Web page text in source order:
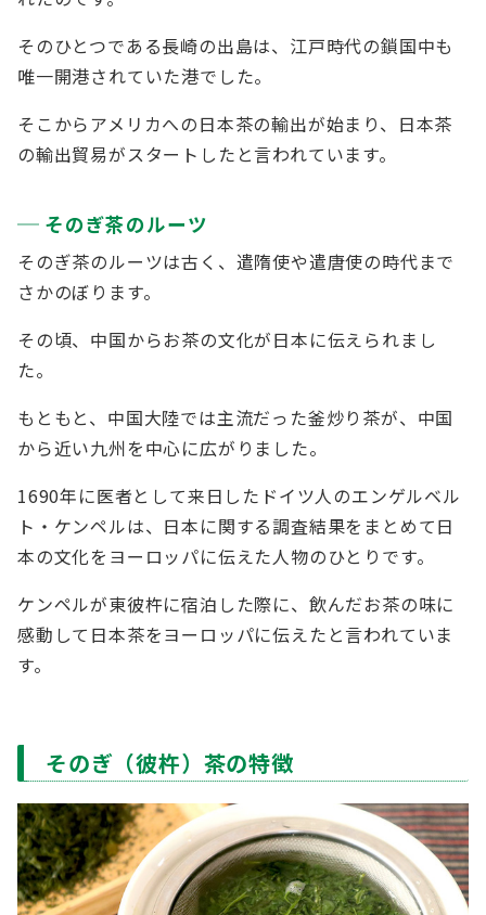
そのひとつである長崎の出島は、江戸時代の鎖国中も
唯一開港されていた港でした。
そこからアメリカへの日本茶の輸出が始まり、日本茶
の輸出貿易がスタートしたと言われています。
そのぎ茶のルーツ
そのぎ茶のルーツは古く、遣隋使や遣唐使の時代まで
さかのぼります。
その頃、中国からお茶の文化が日本に伝えられまし
た。
もともと、中国大陸では主流だった釜炒り茶が、中国
から近い九州を中心に広がりました。
1690年に医者として来日したドイツ人のエンゲルベル
ト・ケンペルは、日本に関する調査結果をまとめて日
本の文化をヨーロッパに伝えた人物のひとりです。
ケンペルが東彼杵に宿泊した際に、飲んだお茶の味に
感動して日本茶をヨーロッパに伝えたと言われていま
す。
そのぎ（彼杵）茶の特徴